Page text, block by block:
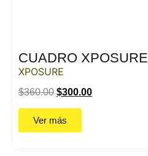
CUADRO XPOSURE
XPOSURE
$360.00 $300.00
Ver más